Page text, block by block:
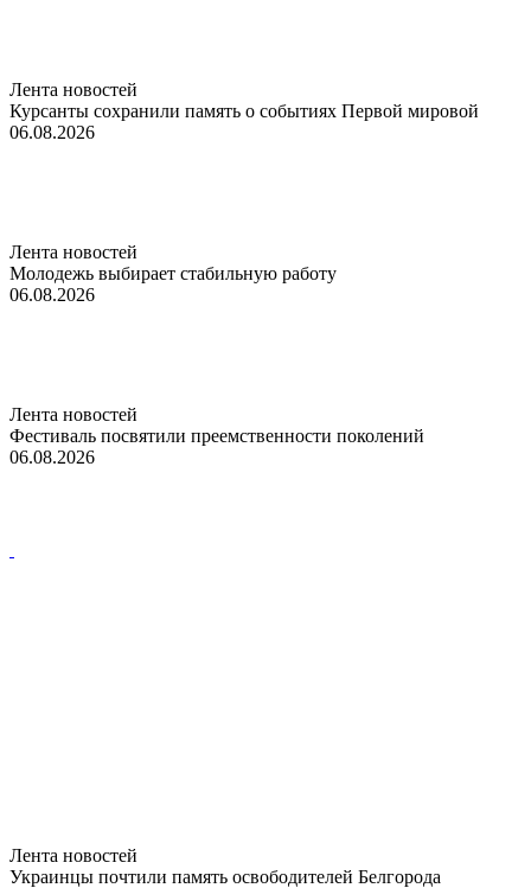
Лента новостей
Курсанты сохранили память о событиях Первой мировой
06.08.2026
Лента новостей
Молодежь выбирает стабильную работу
06.08.2026
Лента новостей
Фестиваль посвятили преемственности поколений
06.08.2026
Лента новостей
Украинцы почтили память освободителей Белгорода